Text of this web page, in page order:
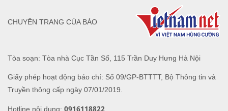
Tòa soạn: Tòa nhà Cục Tần Số, 115 Trần Duy Hưng Hà Nội
Giấy phép hoạt động báo chí: Số 09/GP-BTTTT, Bộ Thông tin và
Truyền thông cấp ngày 07/01/2019.
Hotline nội dung: 0916118822
CHUYÊN TRANG CỦA BÁO